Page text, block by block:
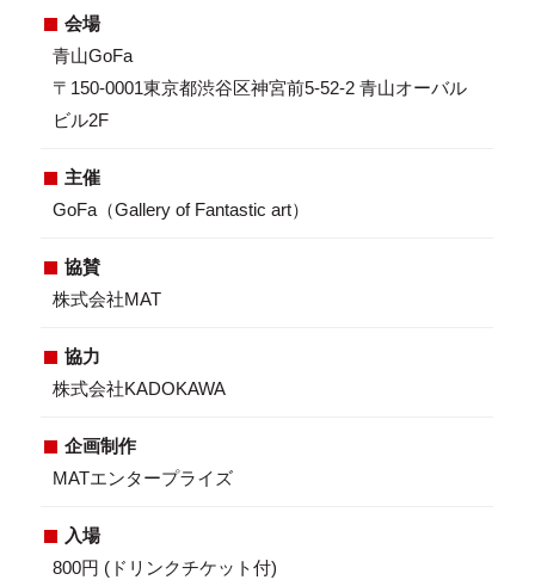
会場
青山GoFa
〒150-0001東京都渋谷区神宮前5-52-2 青山オーバル
ビル2F
主催
GoFa（Gallery of Fantastic art）
協賛
株式会社MAT
協力
株式会社KADOKAWA
企画制作
MATエンタープライズ
入場
800円 (ドリンクチケット付)